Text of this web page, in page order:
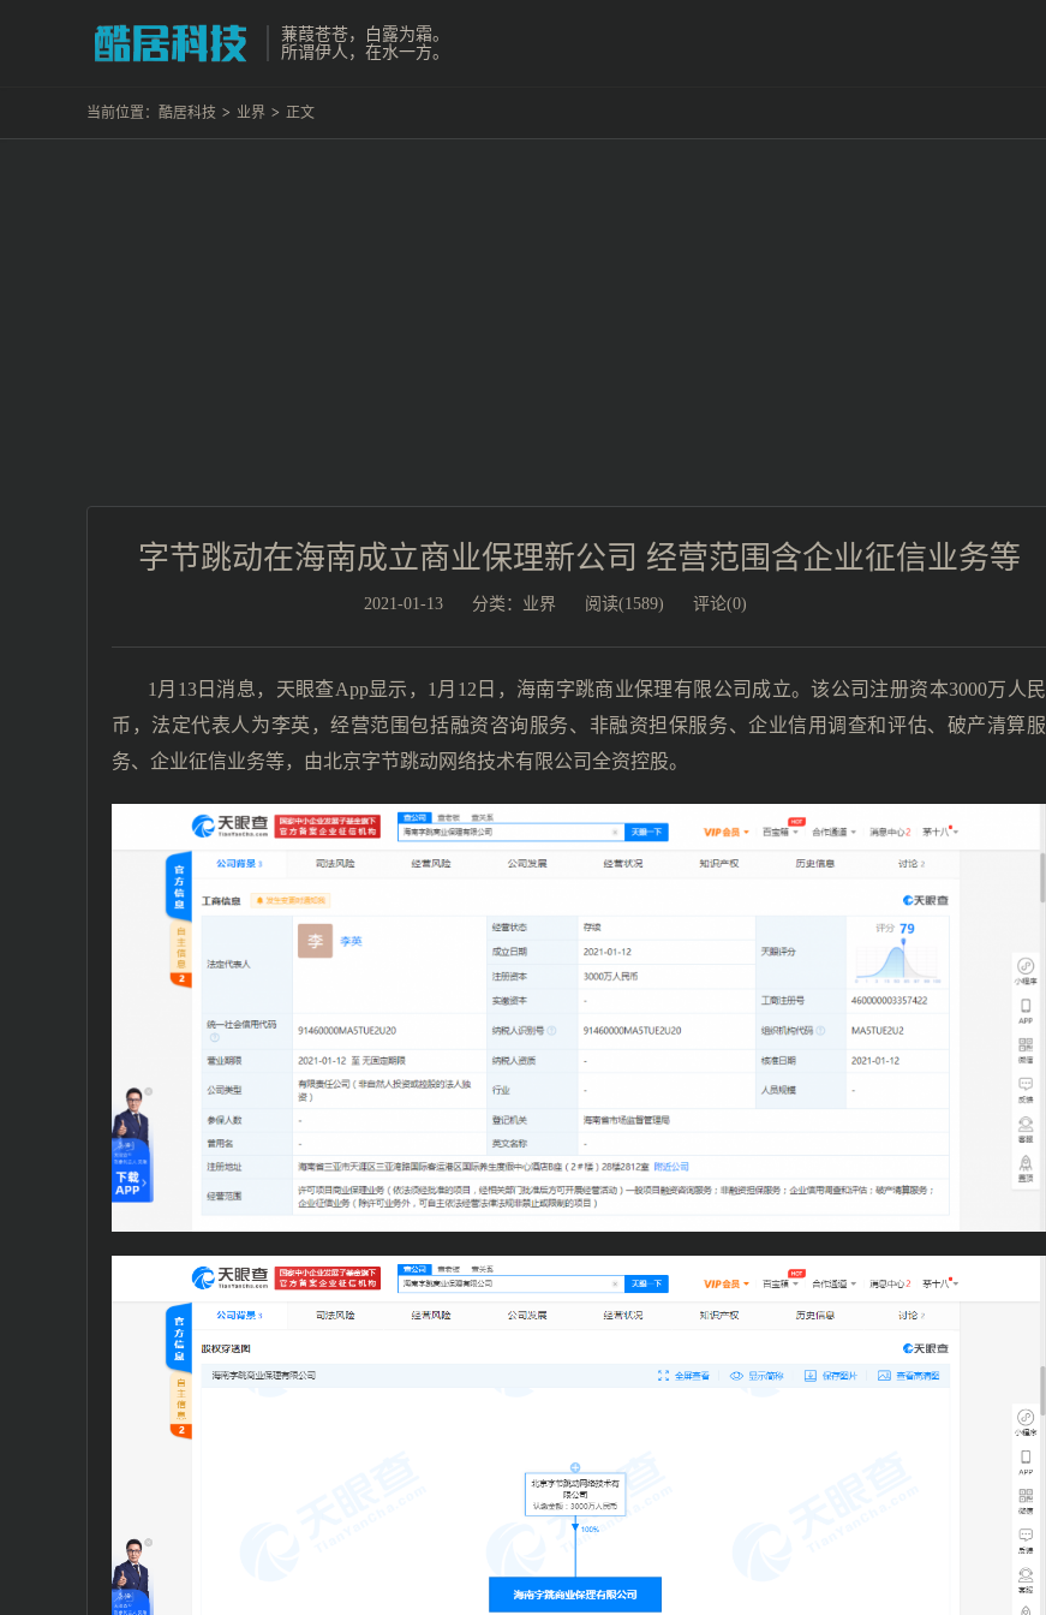
蒹葭苍苍，白露为霜。
所谓伊人，在水一方。
当前位置： 酷居科技 > 业界 > 正文
字节跳动在海南成立商业保理新公司 经营范围含企业征信业务等
2021-01-13 分类： 业界 阅读(1589) 评论(0)
1月13日消息，天眼查App显示，1月12日，海南字跳商业保理有限公司成立。该公司注册资本3000万人民
币，法定代表人为李英，经营范围包括融资咨询服务、非融资担保服务、企业信用调查和评估、破产清算服
务、企业征信业务等，由北京字节跳动网络技术有限公司全资控股。